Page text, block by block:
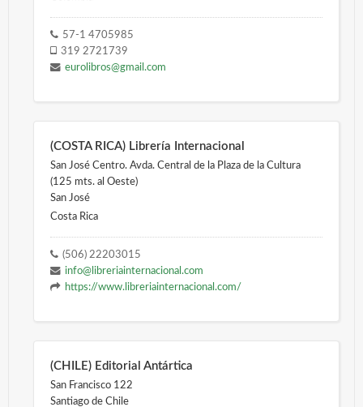
57-1 4705985
319 2721739
eurolibros@gmail.com
(COSTA RICA) Librería Internacional
San José Centro. Avda. Central de la Plaza de la Cultura
(125 mts. al Oeste)
San José
Costa Rica
(506) 22203015
info@libreriainternacional.com
https://www.libreriainternacional.com/
(CHILE) Editorial Antártica
San Francisco 122
Santiago de Chile